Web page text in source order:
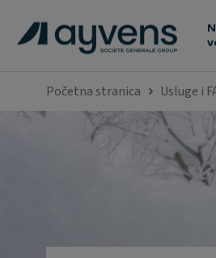
Početna stranica Usluge i